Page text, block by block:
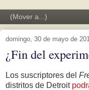
domingo, 30 de mayo de
¿Fin del
Los suscriptores del
distritos de Detroit